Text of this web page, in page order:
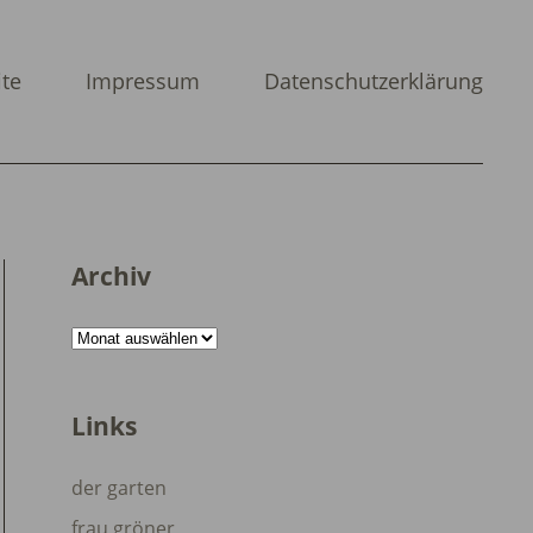
Impressum Datenschutzerklärung
Archiv
Archiv
Links
der garten